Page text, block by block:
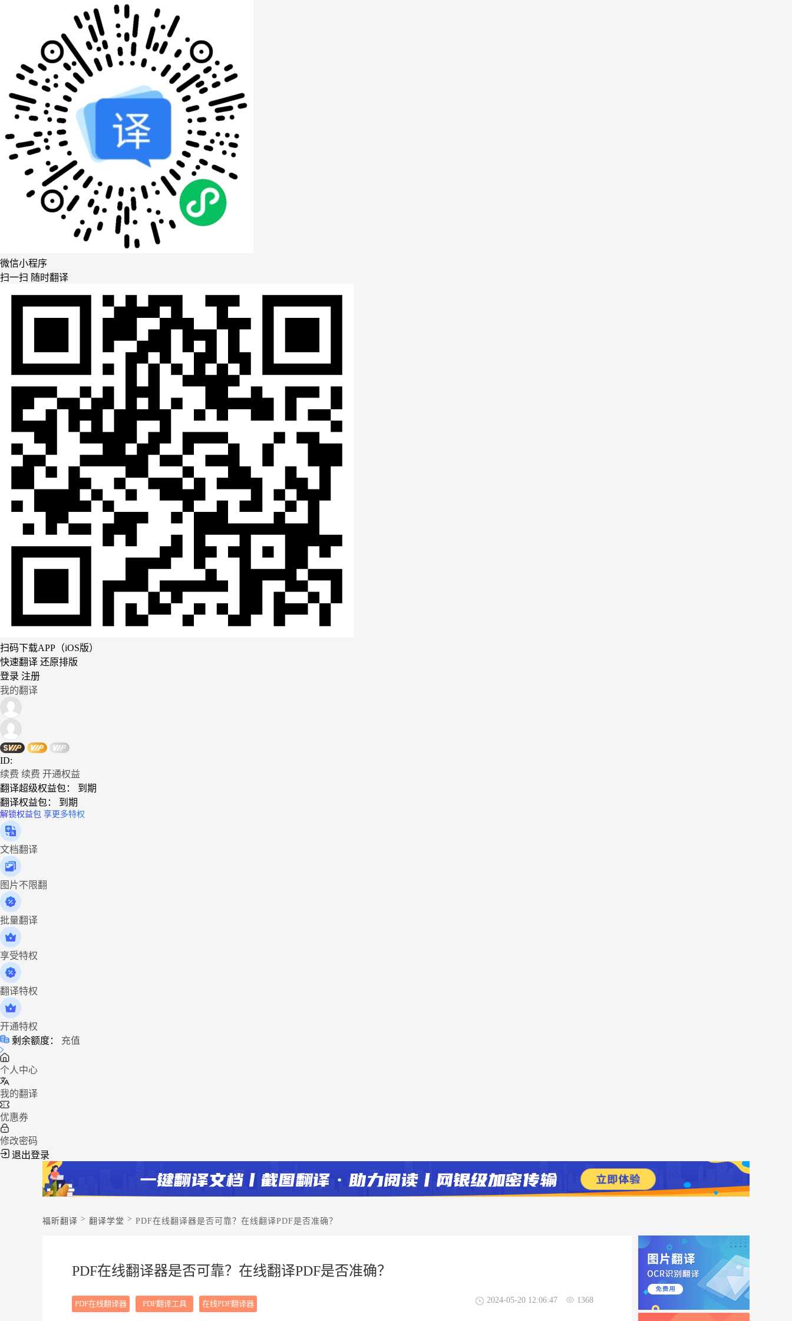
微信小程序
扫一扫 随时翻译
扫码下载APP（iOS版）
快速翻译 还原排版
登录 注册
我的翻译
ID:
续费 续费 开通权益
翻译超级权益包：
到期
翻译权益包：
到期
解锁权益包 享更多特权
文档翻译
图片不限翻
批量翻译
享受特权
翻译特权
开通特权
剩余额度：
充值
个人中心
我的翻译
优惠券
修改密码
退出登录
福昕翻译 > 翻译学堂 > PDF在线翻译器是否可靠？在线翻译PDF是否准确？
PDF在线翻译器是否可靠？在线翻译PDF是否准确？
PDF在线翻译器 PDF翻译工具 在线PDF翻译器 1368
2024-05-20 12:06:47